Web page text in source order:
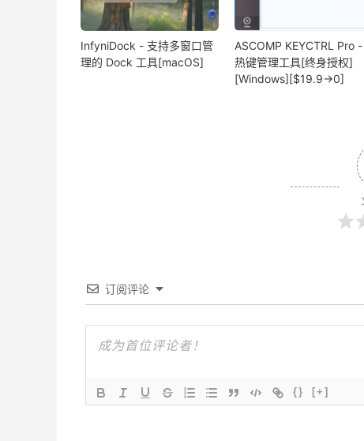
InfyniDock - 支持多窗口管
理的 Dock 工具[macOS]
ASCOMP KEYCTRL Pro -
热键管理工具[终身授权]
[Windows][$19.9→0]
订阅评论
{} [+]